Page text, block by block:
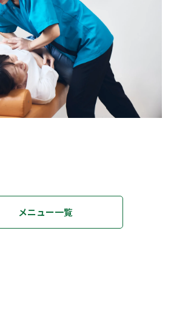
メニュー一覧